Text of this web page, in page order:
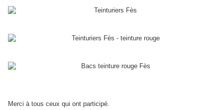
Merci à tous ceux qui ont participé.